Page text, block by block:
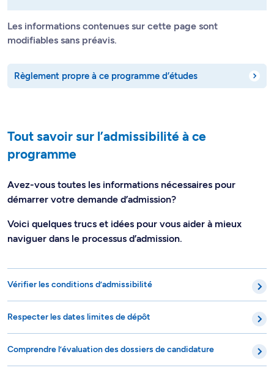
Les informations contenues sur cette page sont
modifiables sans préavis.
Règlement propre à ce programme d’études
Tout savoir sur l’admissibilité à ce
programme
Avez-vous toutes les informations nécessaires pour
démarrer votre demande d’admission?
Voici quelques trucs et idées pour vous aider à mieux
naviguer dans le processus d’admission.
Vérifier les conditions d’admissibilité
Respecter les dates limites de dépôt
Comprendre l’évaluation des dossiers de candidature